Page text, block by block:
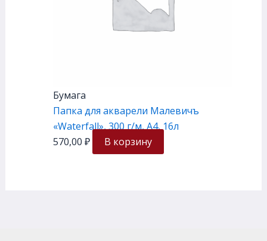
Бумага
Папка для акварели Малевичъ
«Waterfall», 300 г/м, А4, 16л
570,00 ₽ В корзину